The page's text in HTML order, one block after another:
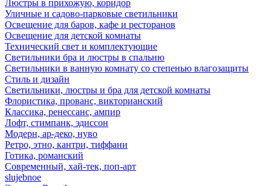
Люстры в прихожую, коридор
Уличные и садово-парковые светильники
Освещение для баров, кафе и ресторанов
Освещение для детской комнаты
Технический свет и комплектующие
Светильники бра и люстры в спальню
Светильники в ванную комнату со степенью влагозащиты
Стиль и дизайн
Светильники, люстры и бра для детской комнаты
Флористика, прованс, викторианский
Классика, ренессанс, ампир
Лофт, стимпанк, эдиссон
Модерн, ар-деко, нуво
Ретро, этно, кантри, тиффани
Готика, романский
Современный, хай-тек, поп-арт
slujebnoe